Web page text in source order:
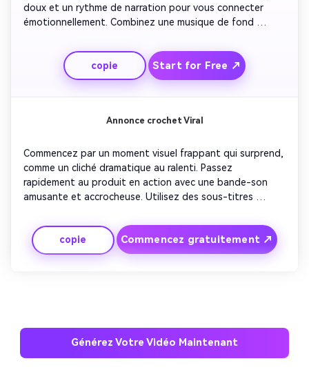
doux et un rythme de narration pour vous connecter
émotionnellement. Combinez une musique de fond
lignes de texte qui évoquent le confort et la confiance.
Fermez avec une voix rassurante du narrateur guidant les
téléspectateurs à essayer maintenant.
copie Start for Free ↗
Annonce crochet Viral
Commencez par un moment visuel frappant qui surprend,
comme un cliché dramatique au ralenti. Passez
rapidement au produit en action avec une bande-son
amusante et accrocheuse. Utilisez des sous-titres
les téléspectateurs accrochés. Terminez avec un texte
de style social-proof, affichant des utilisateurs satisfaits
ou des statistiques rapides.
copie Commencez gratuitement ↗
Générez Votre Vidéo Maintenant